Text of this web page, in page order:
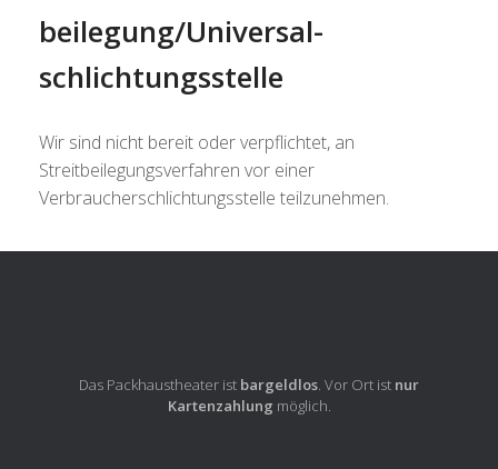
beilegung/Universal­
schlichtungs­stelle
Wir sind nicht bereit oder verpflichtet, an
Streitbeilegungsverfahren vor einer
Verbraucherschlichtungsstelle teilzunehmen.
Das Packhaustheater ist bargeldlos. Vor Ort ist nur
Kartenzahlung möglich.